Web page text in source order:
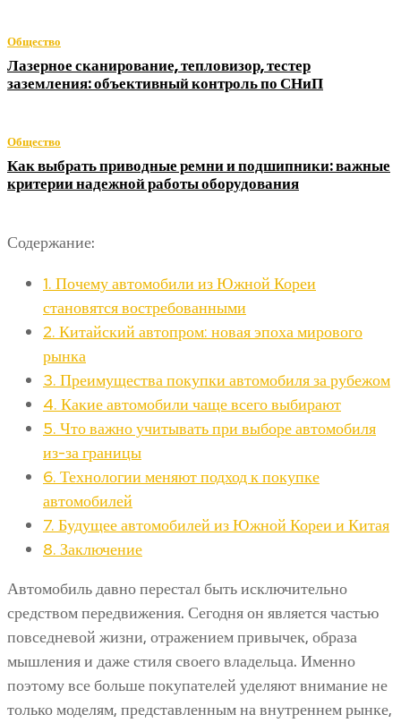
Общество
Лазерное сканирование, тепловизор, тестер
заземления: объективный контроль по СНиП
Общество
Как выбрать приводные ремни и подшипники: важные
критерии надежной работы оборудования
Содержание:
1. Почему автомобили из Южной Кореи
становятся востребованными
2. Китайский автопром: новая эпоха мирового
рынка
3. Преимущества покупки автомобиля за рубежом
4. Какие автомобили чаще всего выбирают
5. Что важно учитывать при выборе автомобиля
из-за границы
6. Технологии меняют подход к покупке
автомобилей
7. Будущее автомобилей из Южной Кореи и Китая
8. Заключение
Автомобиль давно перестал быть исключительно
средством передвижения. Сегодня он является частью
повседневой жизни, отражением привычек, образа
мышления и даже стиля своего владельца. Именно
поэтому все больше покупателей уделяют внимание не
только моделям, представленным на внутреннем рынке,